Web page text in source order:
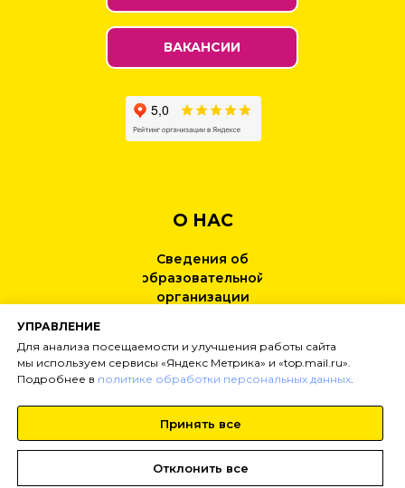
Тел: +7 (499) 495-25-01
О НАС
inginirium-khimki.ru
ВАКАНСИИ
Сведения об
образовательной
организации
УПРАВЛЕНИЕ
Для анализа посещаемости и улучшения работы сайта
мы используем сервисы «Яндекс Метрика» и «top.mail.ru».
Подробнее в политике обработки персональных данных
Принять все
Отклонить все